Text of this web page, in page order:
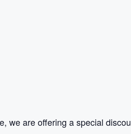
we are offering a special